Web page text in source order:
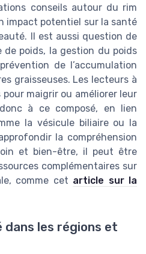
conseils autour du rim
impact potentiel sur la santé
Il est aussi question de
de poids, la gestion du poids
de l’accumulation
graisseuses. Les lecteurs à
maigrir ou améliorer leur
à ce composé, en lien
la vésicule biliaire ou la
la compréhension
et bien-être, il peut être
complémentaires sur
comme cet article sur la
dans les régions et